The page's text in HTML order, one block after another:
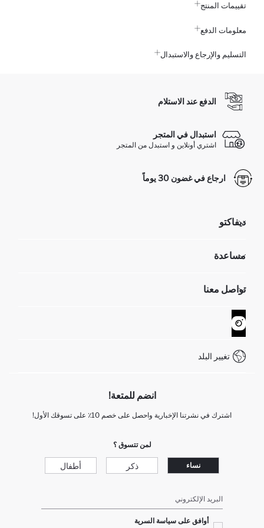
تقييمات المنتج
معلومات الدفع
التسليم والإرجاع والاستبدال
الدفع عند الاستلام
استبدال في المتجر
اشتري أونلاين و استبدل من المتجر
ارجاع في غضون 30 يوماً
ديفاكتو
تعرف علينا
GIFT CLUB
مساعدة
عمليات الارجاع و الاستبدال السهلة
تتبع الشحنة
كيف يمكنك التسوق في ديفاكتو ؟
تواصل معنا
نموذج الاتصال
خدمة العملاء
تغيير البلد
انضم للمتعة!
اشترك في نشرتنا الإخبارية واحصل على خصم 10٪ على تسوقك الأول!
لمن تتسوق ؟
نساء ذكر أطفال
البريد الإلكتروني
أوافق على سياسة السرية